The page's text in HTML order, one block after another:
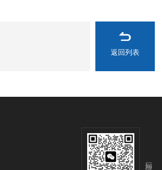
返回列表